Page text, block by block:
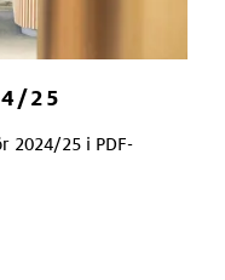
25
2024/25 i PDF-